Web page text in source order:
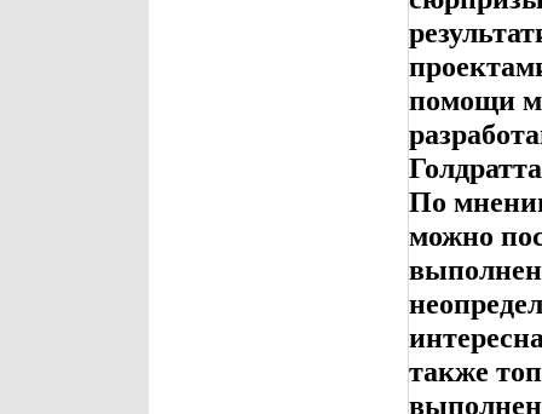
помощи
По
можно
также